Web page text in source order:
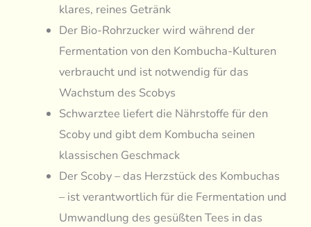
klares, reines Getränk
Der Bio-Rohrzucker wird während der
Fermentation von den Kombucha-Kulturen
verbraucht und ist notwendig für das
Wachstum des Scobys
Schwarztee liefert die Nährstoffe für den
Scoby und gibt dem Kombucha seinen
klassischen Geschmack
Der Scoby – das Herzstück des Kombuchas
– ist verantwortlich für die Fermentation und
Umwandlung des gesüßten Tees in das